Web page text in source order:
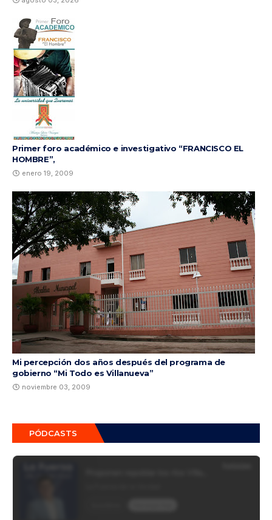
Primer foro académico e investigativo “FRANCISCO EL
HOMBRE”,
enero 19, 2009
Mi percepción dos años después del programa de
gobierno “Mi Todo es Villanueva”
noviembre 03, 2009
PÓDCASTS